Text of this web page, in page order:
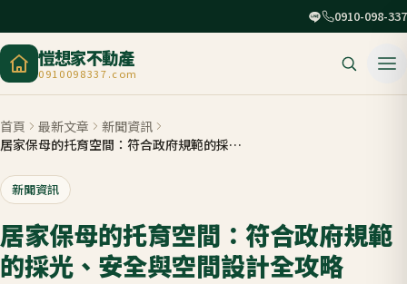
0910-098-337
愷想家不動產
0910098337.com
首頁 最新文章
新聞資訊
居家保母的托育空間：符合政府規範的採光、安全與空間設計全攻略
新聞資訊
居家保母的托育空間：符合政府規範
的採光、安全與空間設計全攻略